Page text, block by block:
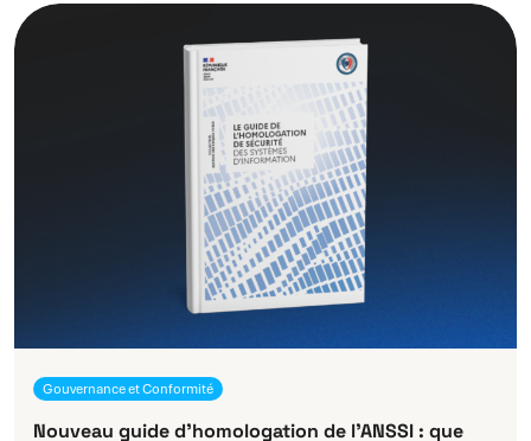
Gouvernance et Conformité
Nouveau guide d’homologation de l’ANSSI : que